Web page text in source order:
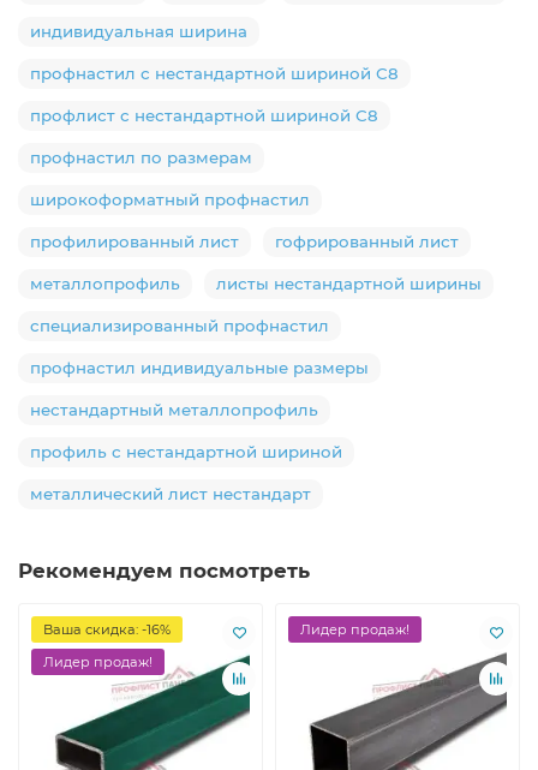
индивидуальная ширина
профнастил с нестандартной шириной С8
профлист с нестандартной шириной С8
профнастил по размерам
широкоформатный профнастил
профилированный лист гофрированный лист
металлопрофиль листы нестандартной ширины
специализированный профнастил
профнастил индивидуальные размеры
нестандартный металлопрофиль
профиль с нестандартной шириной
металлический лист нестандарт
Рекомендуем посмотреть
Ваша скидка: -16%
Лидер продаж!
Лидер продаж!